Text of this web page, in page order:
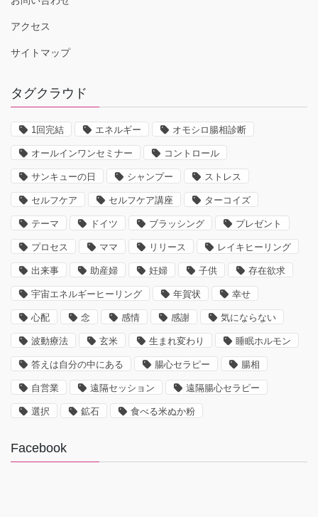
アクセス
サイトマップ
タグクラウド
1回完結 エネルギー オモシロ腸相診断
オールインワンセミナー コントロール
サンキューの日 シャンプー ストレス
セルフケア セルフケア講座 ターコイズ
テーマ ドイツ ブラッシング プレゼント
プロセス ママ リリース レイキヒーリング
出来事 助産婦 妊婦 子供 存在欲求
宇宙エネルギーヒーリング 年賀状 幸せ
心配 念 感情 感謝 気にならない
波動療法 玄米 生まれ変わり 睡眠ホルモン
答えは自分の中にある 腸心セラピー 腸相
自営業 遠隔セッション 遠隔腸心セラピー
選択 鉱石 食べる米ぬか粉
Facebook